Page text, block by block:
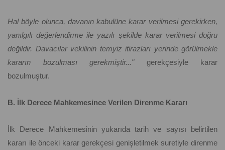
Hal böyle olunca, davanın kabulüne karar verilmesi gerekirken,
yanılgılı değerlendirme ile yazılı şekilde karar verilmesi doğru
değildir. Davacılar vekilinin temyiz itirazları yerinde görülmekle
kararın bozulması gerekmiştir..."gerekçesiyle karar
bozulmuştur.
B. İlk Derece Mahkemesince Verilen Direnme Kararı
İlk Derece Mahkemesinin yukarıda tarih ve sayısı belirtilen
kararı ile önceki karar gerekçesi genişletilmek suretiyle direnme